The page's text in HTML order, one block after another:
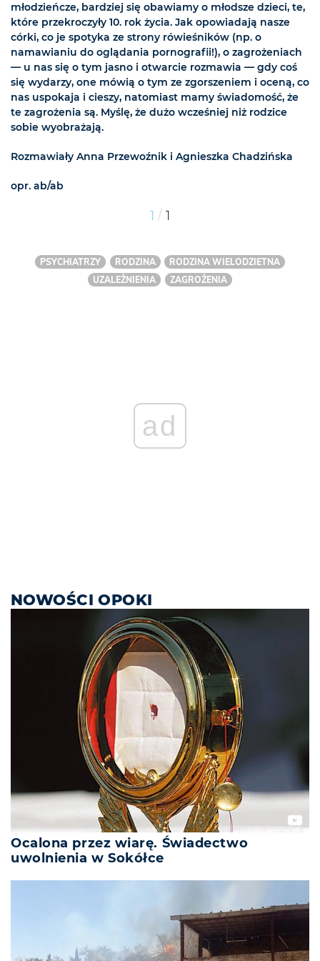
młodzieńcze, bardziej się obawiamy o młodsze dzieci, te,
które przekroczyły 10. rok życia. Jak opowiadają nasze
córki, co je spotyka ze strony rówieśników (np. o
namawianiu do oglądania pornografii!), o zagrożeniach
— u nas się o tym jasno i otwarcie rozmawia — gdy coś
się wydarzy, one mówią o tym ze zgorszeniem i oceną, co
nas uspokaja i cieszy, natomiast mamy świadomość, że
te zagrożenia są. Myślę, że dużo wcześniej niż rodzice
sobie wyobrażają.
Rozmawiały Anna Przewoźnik i Agnieszka Chadzińska
opr. ab/ab
1 / 1
PSYCHIATRZY RODZINA
RODZINA WIELODZIETNA
UZALEŻNIENIA
ZAGROŻENIA
ad
NOWOŚCI OPOKI
Ocalona przez wiarę. Świadectwo
uwolnienia w Sokółce